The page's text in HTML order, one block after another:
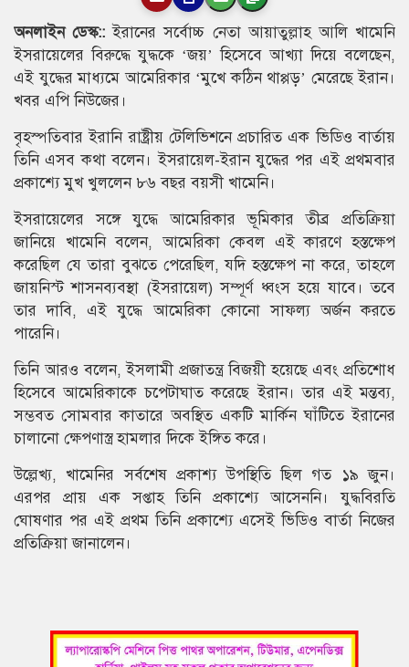
অনলাইন ডেস্ক:: ইরানের সর্বোচ্চ নেতা আয়াতুল্লাহ আলি খামেনি
ইসরায়েলের বিরুদ্ধে যুদ্ধকে ‘জয়’ হিসেবে আখ্যা দিয়ে বলেছেন,
এই যুদ্ধের মাধ্যমে আমেরিকার ‘মুখে কঠিন থাপ্পড়’ মেরেছে ইরান।
খবর এপি নিউজের।
বৃহস্পতিবার ইরানি রাষ্ট্রীয় টেলিভিশনে প্রচারিত এক ভিডিও বার্তায়
তিনি এসব কথা বলেন। ইসরায়েল-ইরান যুদ্ধের পর এই প্রথমবার
প্রকাশ্যে মুখ খুললেন ৮৬ বছর বয়সী খামেনি।
ইসরায়েলের সঙ্গে যুদ্ধে আমেরিকার ভূমিকার তীব্র প্রতিক্রিয়া
জানিয়ে খামেনি বলেন, আমেরিকা কেবল এই কারণে হস্তক্ষেপ
করেছিল যে তারা বুঝতে পেরেছিল, যদি হস্তক্ষেপ না করে, তাহলে
জায়নিস্ট শাসনব্যবস্থা (ইসরায়েল) সম্পূর্ণ ধ্বংস হয়ে যাবে। তবে
তার দাবি, এই যুদ্ধে আমেরিকা কোনো সাফল্য অর্জন করতে
পারেনি।
তিনি আরও বলেন, ইসলামী প্রজাতন্ত্র বিজয়ী হয়েছে এবং প্রতিশোধ
হিসেবে আমেরিকাকে চপেটাঘাত করেছে ইরান। তার এই মন্তব্য,
সম্ভবত সোমবার কাতারে অবস্থিত একটি মার্কিন ঘাঁটিতে ইরানের
চালানো ক্ষেপণাস্ত্র হামলার দিকে ইঙ্গিত করে।
উল্লেখ্য, খামেনির সর্বশেষ প্রকাশ্য উপস্থিতি ছিল গত ১৯ জুন।
এরপর প্রায় এক সপ্তাহ তিনি প্রকাশ্যে আসেননি। যুদ্ধবিরতি
ঘোষণার পর এই প্রথম তিনি প্রকাশ্যে এসেই ভিডিও বার্তা নিজের
প্রতিক্রিয়া জানালেন।